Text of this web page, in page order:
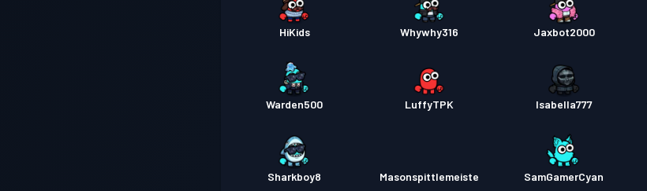
HiKids Whywhy316 Jaxbot2000
Warden500 LuffyTPK Isabella777
Sharkboy8 Masonspittlemeiste SamGamerCyan